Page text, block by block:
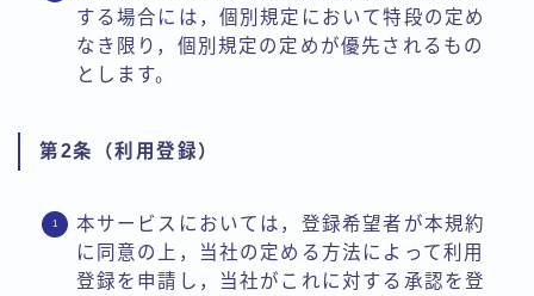
する場合には，個別規定において特段の定め
なき限り，個別規定の定めが優先されるもの
とします。
第2条（利用登録）
本サービスにおいては，登録希望者が本規約
に同意の上，当社の定める方法によって利用
登録を申請し，当社がこれに対する承認を登